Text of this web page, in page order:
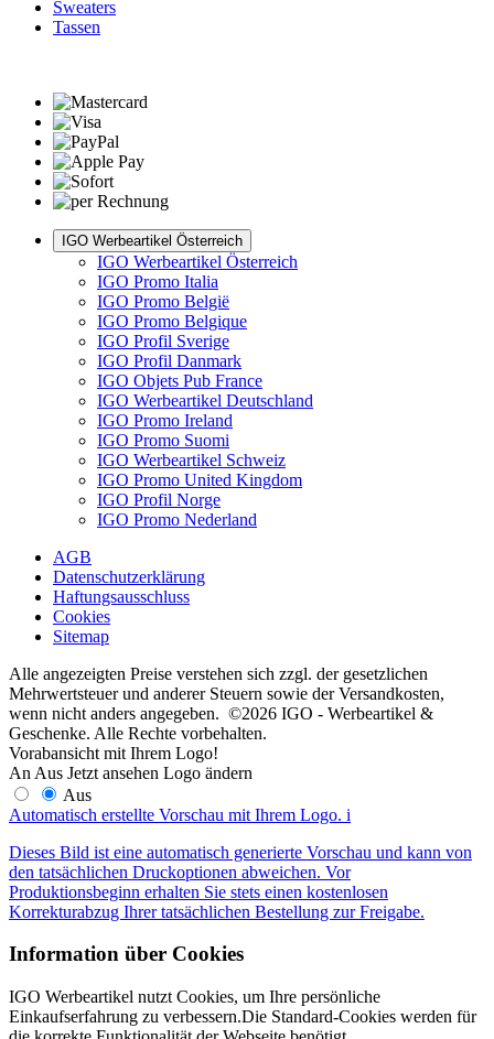
Sweaters
Tassen
IGO Werbeartikel Österreich
IGO Werbeartikel Österreich
IGO Promo Italia
IGO Promo België
IGO Promo Belgique
IGO Profil Sverige
IGO Profil Danmark
IGO Objets Pub France
IGO Werbeartikel Deutschland
IGO Promo Ireland
IGO Promo Suomi
IGO Werbeartikel Schweiz
IGO Promo United Kingdom
IGO Profil Norge
IGO Promo Nederland
AGB
Datenschutzerklärung
Haftungsausschluss
Cookies
Sitemap
Alle angezeigten Preise verstehen sich zzgl. der gesetzlichen
Mehrwertsteuer und anderer Steuern sowie der Versandkosten,
wenn nicht anders angegeben. ©2026 IGO - Werbeartikel &
Geschenke. Alle Rechte vorbehalten.
Vorabansicht mit Ihrem Logo!
An Aus Jetzt ansehen Logo ändern
Aus
Automatisch erstellte Vorschau mit Ihrem Logo. i
Dieses Bild ist eine automatisch generierte Vorschau und kann von
den tatsächlichen Druckoptionen abweichen. Vor
Produktionsbeginn erhalten Sie stets einen kostenlosen
Korrekturabzug Ihrer tatsächlichen Bestellung zur Freigabe.
Information über Cookies
IGO Werbeartikel nutzt Cookies, um Ihre persönliche
Einkaufserfahrung zu verbessern.Die Standard-Cookies werden für